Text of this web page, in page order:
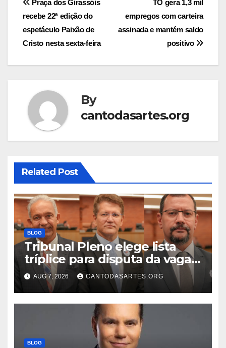
Post
navigation
TO gera 1,3 mil
empregos com carteira
assinada e mantém saldo
positivo
Praça dos Girassóis
recebe 22ª edição do
espetáculo Paixão de
Cristo nesta sexta-feira
By
cantodasartes.org
Related Post
BLOG
Tribunal Pleno elege lista
tríplice para disputa da vaga
de desembargador com os
advogados Ercílio Bezerra,
Marcos Antônio e Guilherme
AUG 7, 2026 CANTODASARTES.ORG
BLOG